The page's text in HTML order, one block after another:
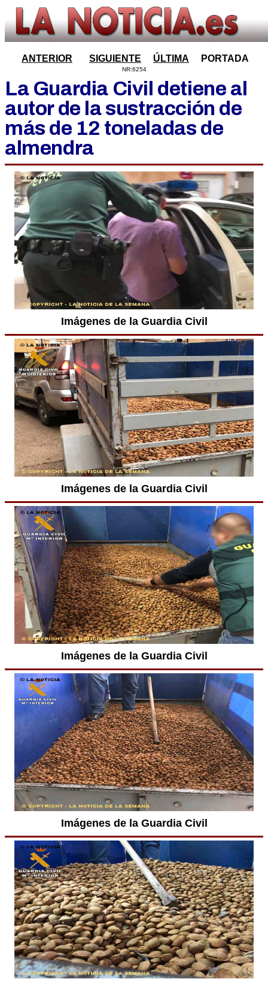
ANTERIOR SIGUIENTE ÚLTIMA PORTADA
NR:6254
La Guardia Civil detiene al
autor de la sustracción de
más de 12 toneladas de
almendra
Imágenes de la Guardia Civil
Imágenes de la Guardia Civil
Imágenes de la Guardia Civil
Imágenes de la Guardia Civil